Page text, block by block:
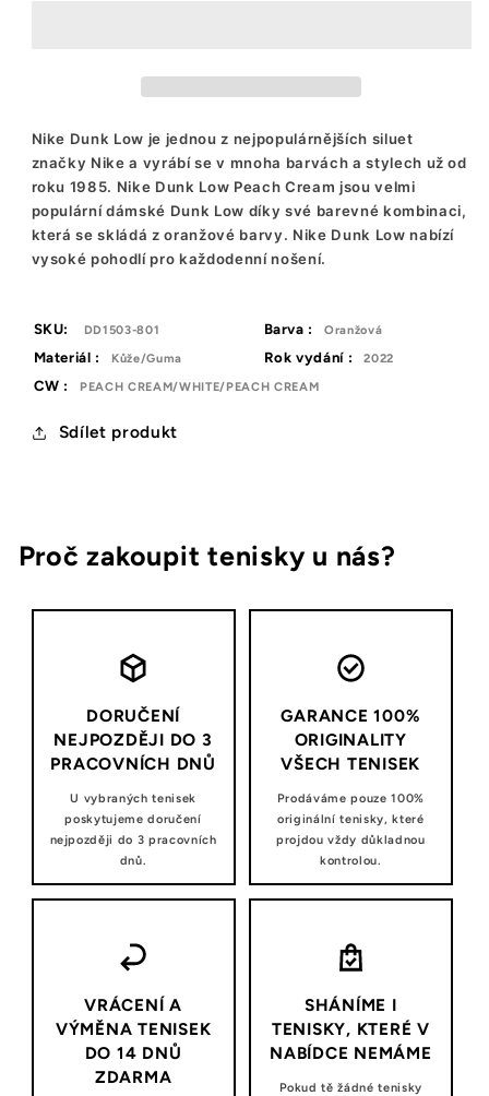
Nike Dunk Low je jednou z nejpopulárnějších siluet
značky Nike a vyrábí se v mnoha barvách a stylech už od
roku 1985. Nike Dunk Low Peach Cream jsou velmi
populární dámské Dunk Low díky své barevné kombinaci,
která se skládá z oranžové barvy. Nike Dunk Low nabízí
vysoké pohodlí pro každodenní nošení.
SKU: DD1503-801 Barva : Oranžová
Materiál : Kůže/Guma Rok vydání : 2022
CW : PEACH CREAM/WHITE/PEACH CREAM
Sdílet produkt
Proč zakoupit tenisky u nás?
DORUČENÍ
NEJPOZDĚJI DO 3
PRACOVNÍCH DNŮ
U vybraných tenisek
poskytujeme doručení
nejpozději do 3 pracovních
dnů.
GARANCE 100%
ORIGINALITY
VŠECH TENISEK
Prodáváme pouze 100%
originální tenisky, které
projdou vždy důkladnou
kontrolou.
VRÁCENÍ A
VÝMĚNA TENISEK
DO 14 DNŮ
ZDARMA
SHÁNÍME I
TENISKY, KTERÉ V
NABÍDCE NEMÁME
Pokud tě žádné tenisky